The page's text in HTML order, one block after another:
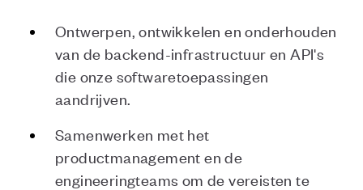
Ontwerpen, ontwikkelen en onderhouden
van de backend-infrastructuur en API's
die onze softwaretoepassingen
aandrijven.
Samenwerken met het
productmanagement en de
engineeringteams om de vereisten te